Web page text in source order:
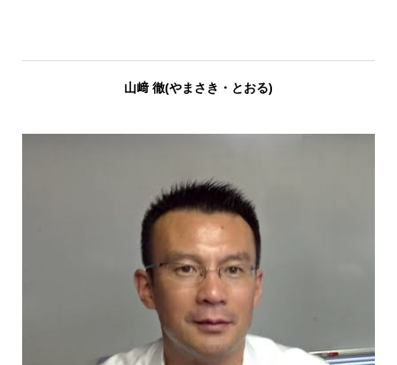
山﨑 徹(やまさき・とおる)